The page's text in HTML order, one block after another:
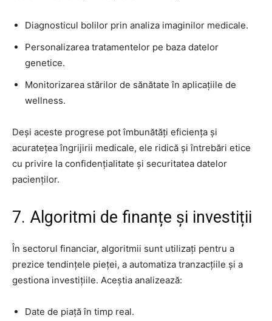
Diagnosticul bolilor prin analiza imaginilor medicale.
Personalizarea tratamentelor pe baza datelor
genetice.
Monitorizarea stărilor de sănătate în aplicațiile de
wellness.
Deși aceste progrese pot îmbunătăți eficiența și
acuratețea îngrijirii medicale, ele ridică și întrebări etice
cu privire la confidențialitate și securitatea datelor
pacienților.
7. Algoritmi de finanțe și investiții
În sectorul financiar, algoritmii sunt utilizați pentru a
prezice tendințele pieței, a automatiza tranzacțiile și a
gestiona investițiile. Aceștia analizează:
Date de piață în timp real.